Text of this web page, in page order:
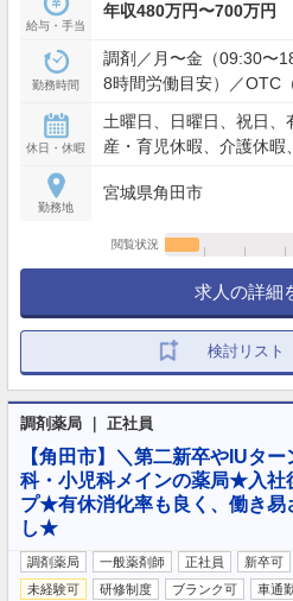
給与・手当
年収480万円〜700万円
勤務時間
調剤／月〜金（09:30〜
8時間労働目安）／OTC
休日・休暇
土曜日、日曜日、祝日、
産・育児休暇、介護休暇
勤務地
宮城県角田市
閲覧状況
求人の詳細
検討リスト
調剤薬局 ｜ 正社員
【角田市】＼第二新卒やIUタ
科・小児科メインの薬局★入社
プ★有休消化率も良く、働き
し★
調剤薬局 一般薬剤師 正社員 新卒可
未経験可
研修制度 ブランク可 車通